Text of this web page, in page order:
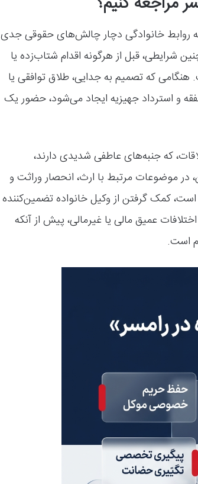
که روابط خانوادگی دچار چالش‌های حقوقی جدی
قبل از هرگونه اقدام شتاب‌زده یا
که تصمیم به جدایی، طلاق توافقی یا
و استرداد جهیزیه ایجاد می‌شود، حضور یک
که جنبه‌های عاطفی شدیدی دارند،
در موضوعات مرتبط با ارث، انحصار وراثت و
کمک گرفتن از وکیل خانواده تضمین‌کننده
عمیق مالی یا غیرمالی، پیش از آنکه
است.